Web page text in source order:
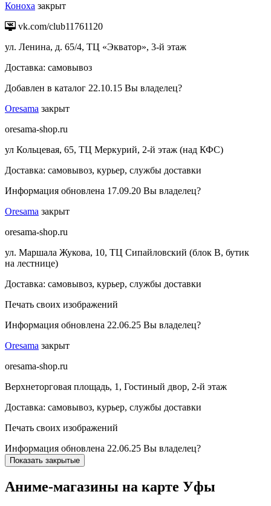
Коноха закрыт
vk.com/club11761120
ул. Ленина, д. 65/4, ТЦ «Экватор», 3-й этаж
Доставка: самовывоз
Добавлен в каталог 22.10.15 Вы владелец?
Oresama закрыт
oresama-shop.ru
ул Кольцевая, 65, ТЦ Меркурий, 2-й этаж (над КФС)
Доставка: самовывоз, курьер, службы доставки
Информация обновлена 17.09.20 Вы владелец?
Oresama закрыт
oresama-shop.ru
ул. Маршала Жукова, 10, ТЦ Сипайловский (блок В, бутик
на лестнице)
Доставка: самовывоз, курьер, службы доставки
Печать своих изображений
Информация обновлена 22.06.25 Вы владелец?
Oresama закрыт
oresama-shop.ru
Верхнеторговая площадь, 1, Гостиный двор, 2-й этаж
Доставка: самовывоз, курьер, службы доставки
Печать своих изображений
Информация обновлена 22.06.25 Вы владелец?
Показать закрытые
Аниме-магазины на карте Уфы